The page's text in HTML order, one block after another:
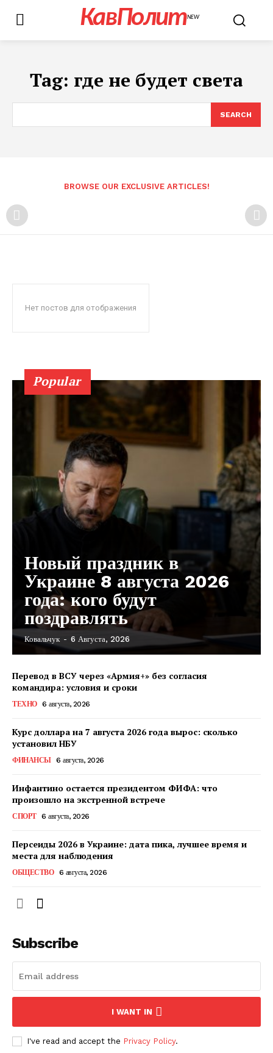
КавПолитNEW
Tag: где не будет света
SEARCH
BROWSE OUR EXCLUSIVE ARTICLES!
Нет постов для отображения
Popular
Новый праздник в
Украине 8 августа 2026
года: кого будут
поздравлять
Ковальчук - 6 Августа, 2026
Перевод в ВСУ через «Армия+» без согласия
командира: условия и сроки
ТЕХНО 6 августа, 2026
Курс доллара на 7 августа 2026 года вырос: сколько
установил НБУ
ФИНАНСЫ 6 августа, 2026
Инфантино остается президентом ФИФА: что
произошло на экстренной встрече
СПОРТ 6 августа, 2026
Персеиды 2026 в Украине: дата пика, лучшее время и
места для наблюдения
ОБЩЕСТВО 6 августа, 2026
Subscribe
I WANT IN
I've read and accept the Privacy Policy.